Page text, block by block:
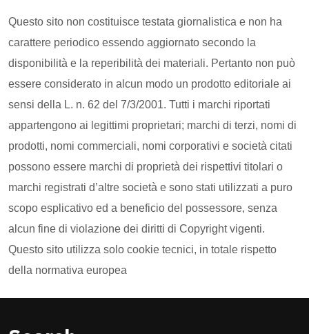
Questo sito non costituisce testata giornalistica e non ha
carattere periodico essendo aggiornato secondo la
disponibilità e la reperibilità dei materiali. Pertanto non può
essere considerato in alcun modo un prodotto editoriale ai
sensi della L. n. 62 del 7/3/2001. Tutti i marchi riportati
appartengono ai legittimi proprietari; marchi di terzi, nomi di
prodotti, nomi commerciali, nomi corporativi e società citati
possono essere marchi di proprietà dei rispettivi titolari o
marchi registrati d’altre società e sono stati utilizzati a puro
scopo esplicativo ed a beneficio del possessore, senza
alcun fine di violazione dei diritti di Copyright vigenti.
Questo sito utilizza solo cookie tecnici, in totale rispetto
della normativa europea